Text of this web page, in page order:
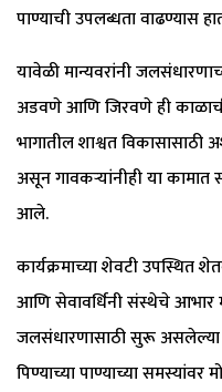
पाण्याची उपलब्धता वाढण्यास
यावेळी मान्यवरांनी
अडवणे आणि जिरवणे ही
भागातील शाश्वत
असून गावकऱ्यांनीही या
आले.
कार्यक्रमाच्या शेवटी उपस्थित
आणि सेवावर्धिनी संस्थेचे आभार
जलसंधारणासाठी सुरू असलेल्या
पिण्याच्या पाण्याच्या समस्यांवर